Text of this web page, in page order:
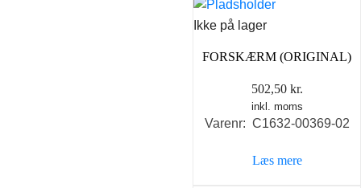
Ikke på lager
FORSKÆRM (ORIGINAL)
502,50 kr.
inkl. moms
Varenr: C1632-00369-02
Læs mere